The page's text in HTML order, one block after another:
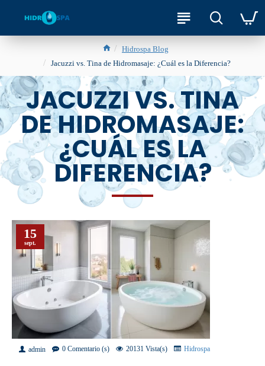
Hidrospa Blog
Jacuzzi vs. Tina de Hidromasaje: ¿Cuál es la Diferencia?
JACUZZI VS. TINA
DE HIDROMASAJE:
¿CUÁL ES LA
DIFERENCIA?
15
sept.
admin 0 Comentario (s) 20131 Vista(s) Hidrospa